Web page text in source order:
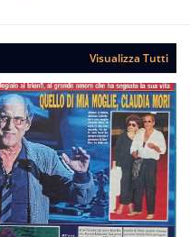
Visualizza Tutti